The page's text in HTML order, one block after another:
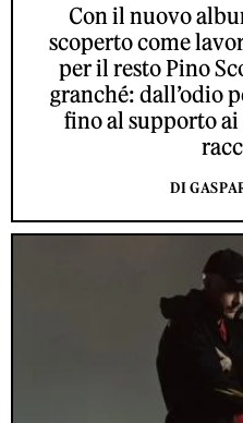
Con il nuovo
scoperto come
per il resto Pino
granché: dall’odio
fino al supporto
DI